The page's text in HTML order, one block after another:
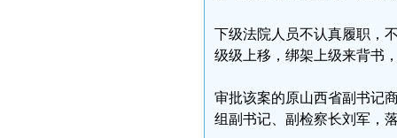
下级法院人员不认真履职，
级级上移，绑架上级来背书
审批该案的原山西省副书记
组副书记、副检察长刘军，